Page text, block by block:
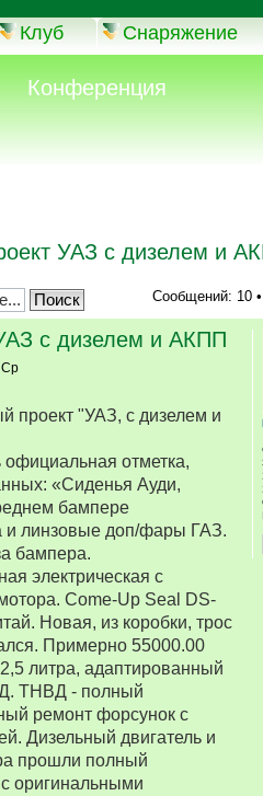
Клуб Снаряжение
Конференция
УАЗ с дизелем и
Сообщений: 10
с дизелем и АКПП
проект "УАЗ, с дизелем и
отметка,
«Сиденья Ауди,
бампере
и линзовые доп/фары ГАЗ.
бампера.
электрическая с
Come-Up Seal DS-
Новая, из коробки, трос
Примерно 55000.00
литра, адаптированный
ТНВД - полный
ремонт форсунок с
Дизельный двигатель и
прошли полный
оригинальными